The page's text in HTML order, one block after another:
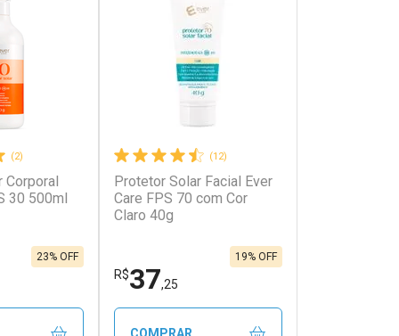
cada
cada
Ativar Desconto
Por R$ 47,69/cada
Por R$ 47,69/cada
(2)
Corporal
30 500ml
23% OFF
(12)
Protetor Solar Facial Ever
Care FPS 70 com Cor
Claro 40g
R$37,25
19% OFF
COMPRAR